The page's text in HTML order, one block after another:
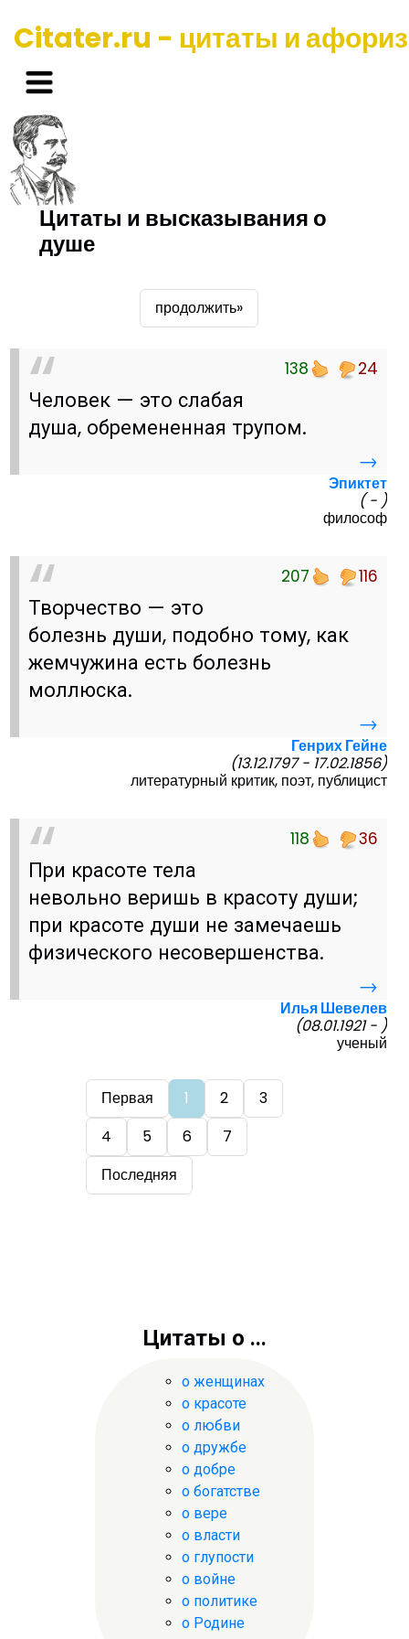
Citater.ru - цитаты и
Цитаты и высказывания о
душе
продолжить»
138 24
Человек — это слабая
душа, обремененная трупом.
→
Эпиктет
( - )
философ
207 116
Творчество — это
болезнь души, подобно тому, как
жемчужина есть болезнь
моллюска.
→
Генрих Гейне
(13.12.1797 - 17.02.1856)
литературный критик, поэт, публицист
118 36
При красоте тела
невольно веришь в красоту души;
при красоте души не замечаешь
физического несовершенства.
→
Илья Шевелев
(08.01.1921 - )
ученый
Первая 1 2
3
4
5 6
7
Последняя
Цитаты о ...
о женщинах
о красоте
о любви
о дружбе
о добре
о богатстве
о вере
о власти
о глупости
о войне
о политике
о Родине